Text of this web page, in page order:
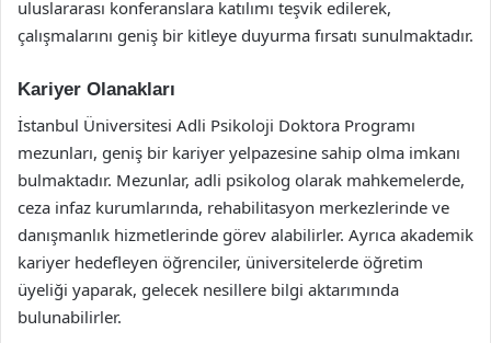
uluslararası konferanslara katılımı teşvik edilerek,
çalışmalarını geniş bir kitleye duyurma fırsatı sunulmaktadır.
Kariyer Olanakları
İstanbul Üniversitesi Adli Psikoloji Doktora Programı
mezunları, geniş bir kariyer yelpazesine sahip olma imkanı
bulmaktadır. Mezunlar, adli psikolog olarak mahkemelerde,
ceza infaz kurumlarında, rehabilitasyon merkezlerinde ve
danışmanlık hizmetlerinde görev alabilirler. Ayrıca akademik
kariyer hedefleyen öğrenciler, üniversitelerde öğretim
üyeliği yaparak, gelecek nesillere bilgi aktarımında
bulunabilirler.